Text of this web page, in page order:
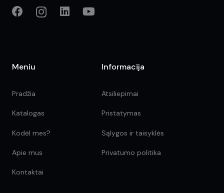
Meniu
Pradžia
Katalogas
Kodėl mes?
Apie mus
Kontaktai
Informacija
Atsiliepimai
Pristatymas
Sąlygos ir taisyklės
Privatumo politika